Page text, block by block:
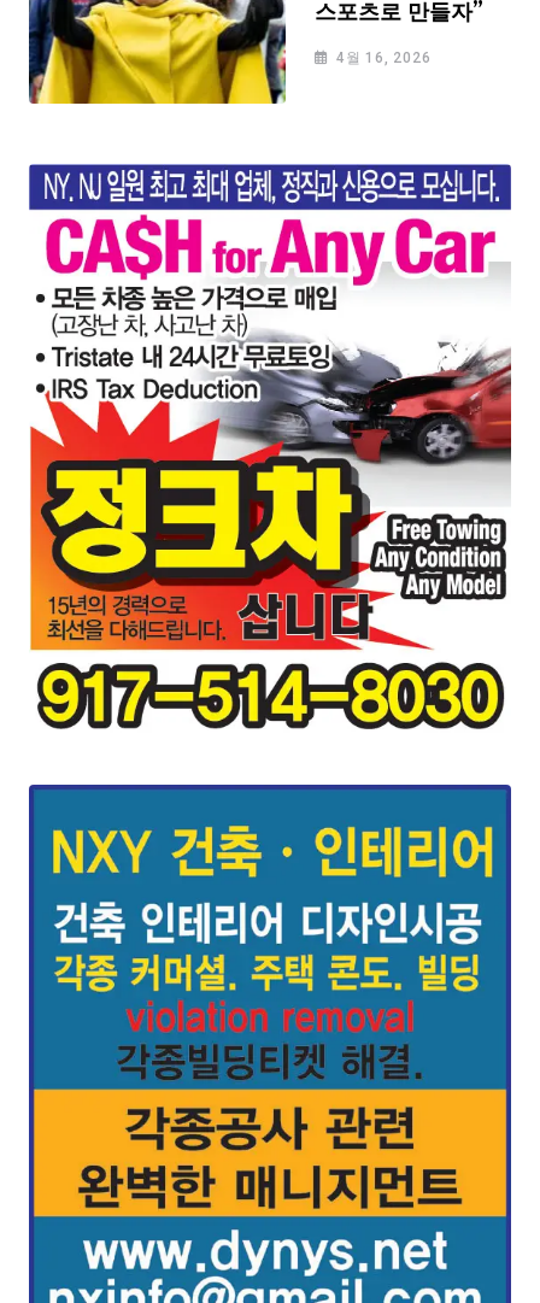
스포츠로 만들자”
4월 16, 2026